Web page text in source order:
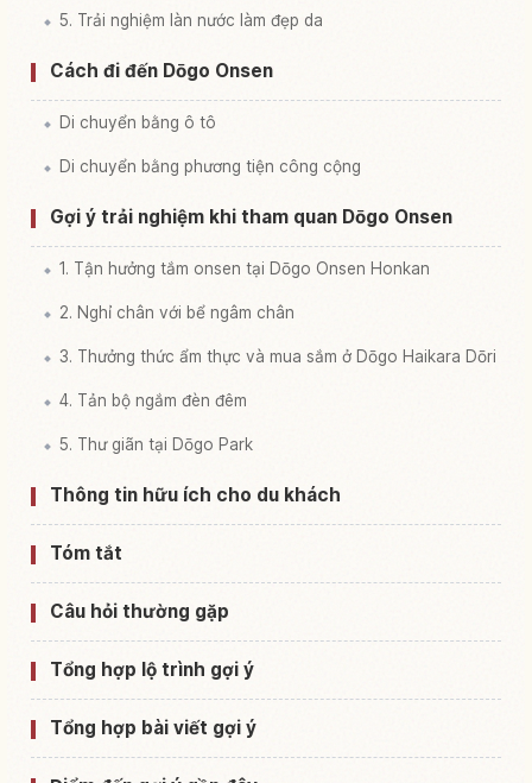
5. Trải nghiệm làn nước làm đẹp da
Cách đi đến Dōgo Onsen
Di chuyển bằng ô tô
Di chuyển bằng phương tiện công cộng
Gợi ý trải nghiệm khi tham quan Dōgo Onsen
1. Tận hưởng tắm onsen tại Dōgo Onsen Honkan
2. Nghỉ chân với bể ngâm chân
3. Thưởng thức ẩm thực và mua sắm ở Dōgo Haikara Dōri
4. Tản bộ ngắm đèn đêm
5. Thư giãn tại Dōgo Park
Thông tin hữu ích cho du khách
Tóm tắt
Câu hỏi thường gặp
Tổng hợp lộ trình gợi ý
Tổng hợp bài viết gợi ý